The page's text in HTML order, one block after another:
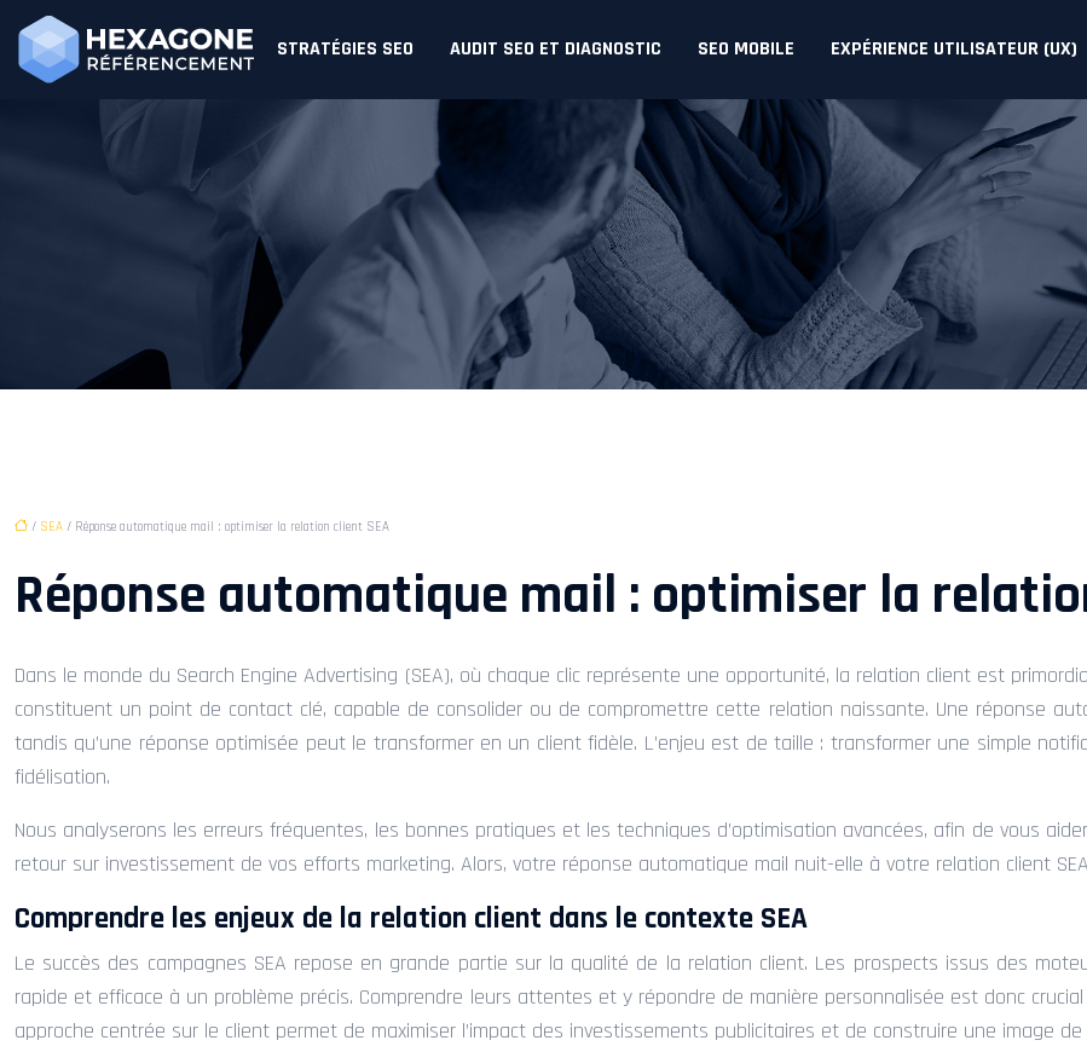
STRATÉGIES SEO AUDIT SEO ET DIAGNOSTIC SEO MOBILE EXPÉRIENCE UTILISATEUR (UX)
/ SEA / Réponse automatique mail : optimiser la relation client SEA
Réponse automatique mail : optimiser la
Dans le monde du Search Engine Advertising (SEA), où chaque clic représente une opportunité, la relation client est
constituent un point de contact clé, capable de consolider ou de compromettre cette relation naissante. Une réponse
tandis qu’une réponse optimisée peut le transformer en un client fidèle. L’enjeu est de taille : transformer une simple
fidélisation.
Nous analyserons les erreurs fréquentes, les bonnes pratiques et les techniques d’optimisation avancées, afin de vous
retour sur investissement de vos efforts marketing. Alors, votre réponse automatique mail nuit-elle à votre relation client
Comprendre les enjeux de la relation client dans le contexte SEA
Le succès des campagnes SEA repose en grande partie sur la qualité de la relation client. Les prospects issus des
rapide et efficace à un problème précis. Comprendre leurs attentes et y répondre de manière personnalisée est donc
approche centrée sur le client permet de maximiser l’impact des investissements publicitaires et de construire une image